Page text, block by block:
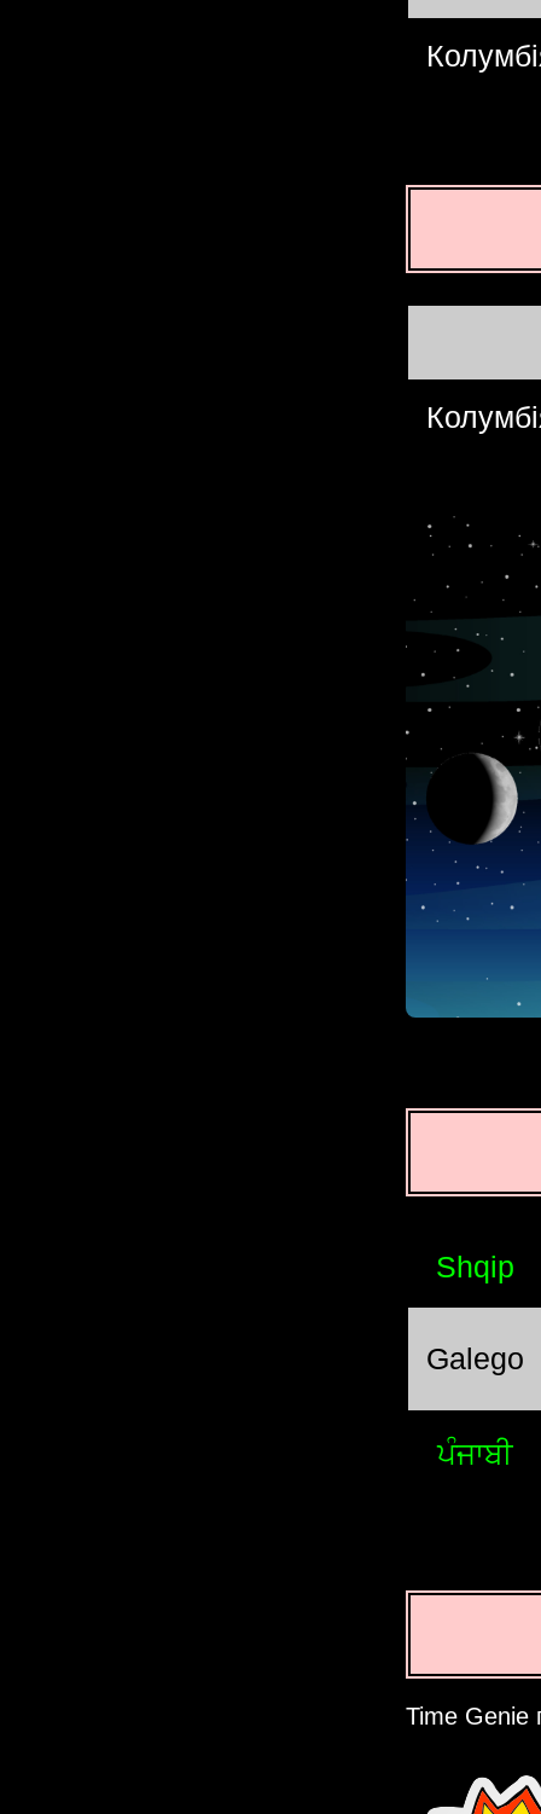
Shqip
Galego
ਪੰਜਾਬੀ
Time Genie